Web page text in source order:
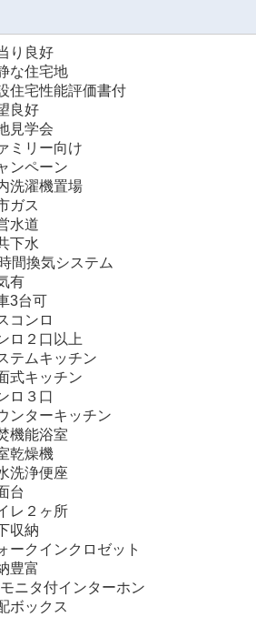
り良好
な住宅地
住宅性能評価書付
良好
見学会
ミリー向け
ンペーン
洗濯機置場
ガス
水道
下水
間換気システム
有
3台可
コンロ
ロ２口以上
テムキッチン
式キッチン
ロ３口
ンターキッチン
機能浴室
乾燥機
洗浄便座
台
レ２ヶ所
収納
ークインクロゼット
豊富
ニタ付インターホン
ボックス